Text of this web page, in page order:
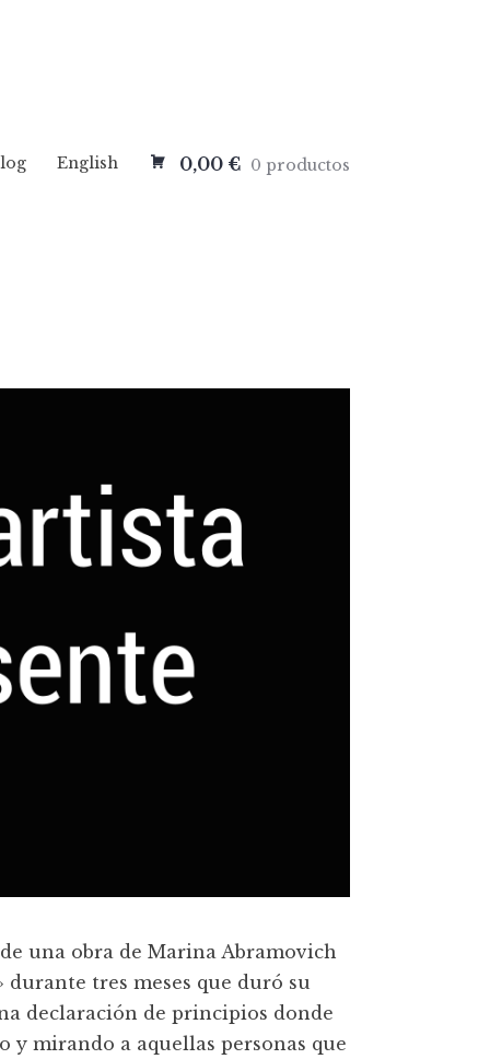
English 0,00 € 0 productos
una obra de Marina Abramovich
tres meses que duró su
declaración de principios donde
y mirando a aquellas personas que